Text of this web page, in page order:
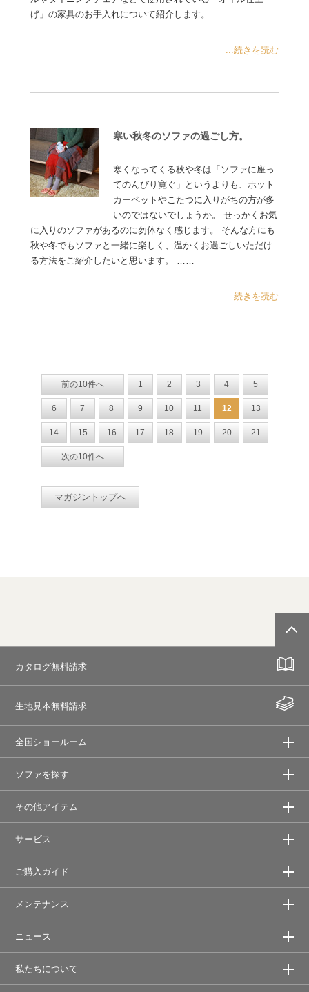
げ」の家具のお手入れについて紹介します。……
...続きを読む
寒い秋冬のソファの過ごし方。
寒くなってくる秋や冬は「ソファに座っ
てのんびり寛ぐ」というよりも、ホット
カーペットやこたつに入りがちの方が多
いのではないでしょうか。 せっかくお気
に入りのソファがあるのに勿体なく感じます。 そんな方にも
秋や冬でもソファと一緒に楽しく、温かくお過ごしいただけ
る方法をご紹介したいと思います。 ……
...続きを読む
前の10件へ 1 2 3 4 5
6 7 8 9 10 11 12 13
14 15 16 17 18 19 20 21
次の10件へ
マガジントップへ
カタログ無料請求
生地見本無料請求
全国ショールーム
ソファを探す
その他アイテム
サービス
ご購入ガイド
メンテナンス
ニュース
私たちについて